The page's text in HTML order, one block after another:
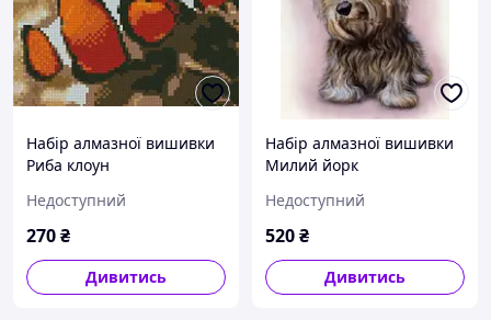
Набір алмазної вишивки
Риба клоун
Недоступний
270₴
Дивитись
Набір алмазної вишивки
Милий йорк
Недоступний
520₴
Дивитись